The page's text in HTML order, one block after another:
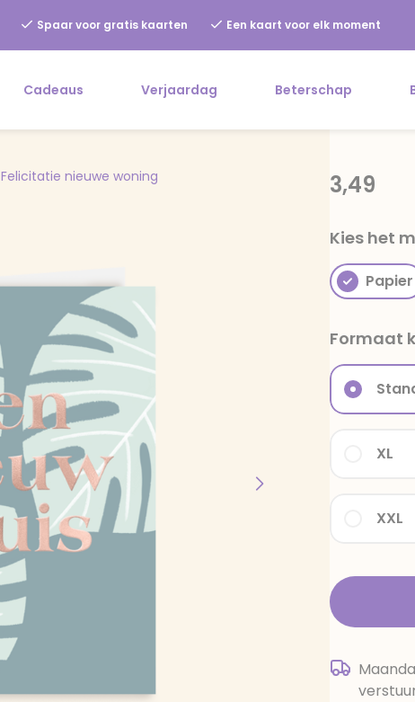
Spaar voor gratis kaarten Een kaart voor elk moment
Cadeaus Verjaardag Beterschap
Felicitatie nieuwe woning 3,49
Kies het
Papier
Formaat
XXL
XL